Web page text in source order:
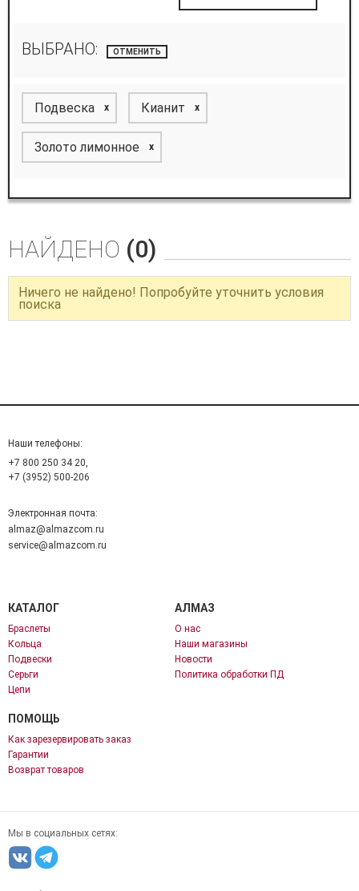
ВЫБРАНО: ОТМЕНИТЬ
Подвеска x Кианит x
Золото лимонное x
НАЙДЕНО (0)
Ничего не найдено! Попробуйте уточнить условия
поиска
Наши телефоны:
+7 800 250 34 20,
+7 (3952) 500-206
Электронная почта:
almaz@almazcom.ru
service@almazcom.ru
КАТАЛОГ
Браслеты
Кольца
Подвески
Серьги
Цепи
АЛМАЗ
О нас
Наши магазины
Новости
Политика обработки ПД
ПОМОЩЬ
Как зарезервировать заказ
Гарантии
Возврат товаров
Мы в социальных сетях: